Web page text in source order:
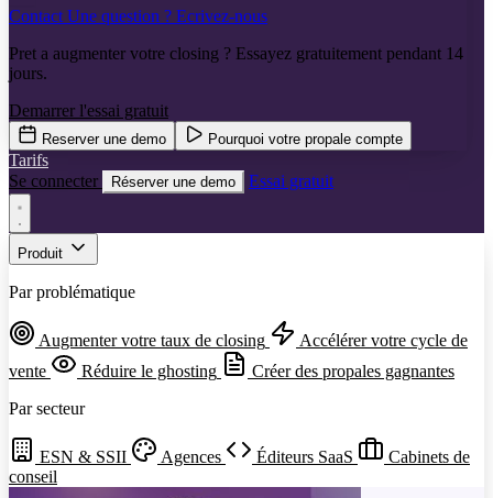
Contact Une question ? Ecrivez-nous
Pret a augmenter votre closing ? Essayez gratuitement pendant 14
jours.
Demarrer l'essai gratuit
Reserver une demo Pourquoi votre propale compte
Tarifs
Se connecter
Réserver une demo Essai gratuit
Produit
Par problématique
Augmenter votre taux de closing
Accélérer votre cycle de
vente
Réduire le ghosting
Créer des propales gagnantes
Par secteur
ESN & SSII Agences Éditeurs SaaS
Cabinets de
conseil